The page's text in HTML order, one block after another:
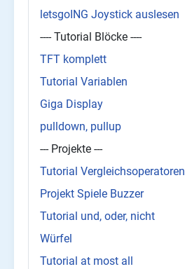
letsgoING Joystick auslesen
---- Tutorial Blöcke ----
TFT komplett
Tutorial Variablen
Giga Display
pulldown, pullup
--- Projekte ---
Tutorial Vergleichsoperatoren
Projekt Spiele Buzzer
Tutorial und, oder, nicht
Würfel
Tutorial at most all